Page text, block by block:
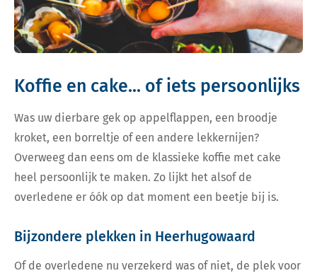
Koffie en cake... of iets persoonlijks
Was uw dierbare gek op appelflappen, een broodje
kroket, een borreltje of een andere lekkernijen?
Overweeg dan eens om de klassieke koffie met cake
heel persoonlijk te maken. Zo lijkt het alsof de
overledene er óók op dat moment een beetje bij is.
Bijzondere plekken in Heerhugowaard
Of de overledene nu verzekerd was of niet, de plek voor